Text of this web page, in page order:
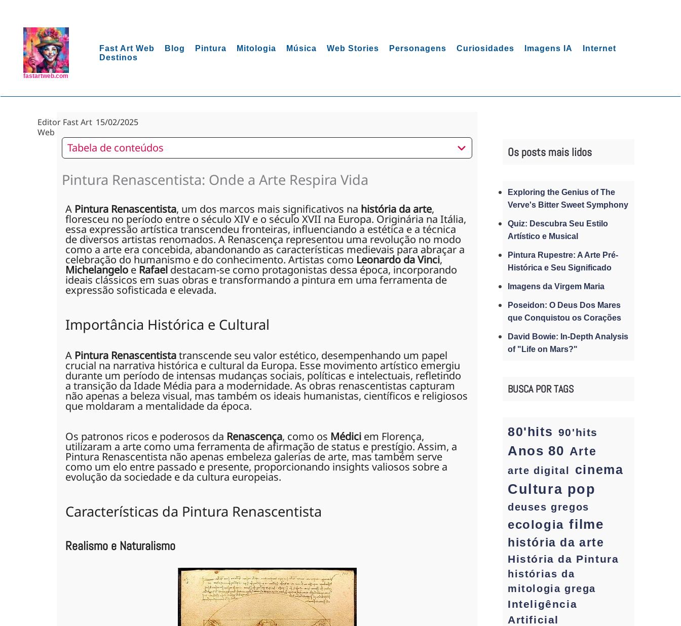
conteúdo
fastartweb.com
Fast Art Web Blog Pintura Mitologia Música Web Stories Personagens Curiosidades Imagens IA
Internet
Destinos
Editor Fast Art
Web
15/02/2025
Tabela de conteúdos
Pintura Renascentista: Onde a Arte Respira Vida
A Pintura Renascentista, um dos marcos mais significativos na história da arte,
floresceu no período entre o século XIV e o século XVII na Europa. Originária na Itália,
essa expressão artística transcendeu fronteiras, influenciando a estética e a técnica
de diversos artistas renomados. A Renascença representou uma revolução no modo
como a arte era concebida, abandonando as características medievais para abraçar a
celebração do humanismo e do conhecimento. Artistas como Leonardo da Vinci,
Michelangelo e Rafael destacam-se como protagonistas dessa época, incorporando
ideais clássicos em suas obras e transformando a pintura em uma ferramenta de
expressão sofisticada e elevada.
Importância Histórica e Cultural
A Pintura Renascentistatranscende seu valor estético, desempenhando um papel
crucial na narrativa histórica e cultural da Europa. Esse movimento artístico emergiu
durante um período de intensas mudanças sociais, políticas e intelectuais, refletindo
a transição da Idade Média para a modernidade. As obras renascentistas capturam
não apenas a beleza visual, mas também os ideais humanistas, científicos e religiosos
que moldaram a mentalidade da época.
Os patronos ricos e poderosos da Renascença, como os Médici em Florença,
utilizaram a arte como uma ferramenta de afirmação de status e prestígio. Assim, a
Pintura Renascentista não apenas embeleza galerias de arte, mas também serve
como um elo entre passado e presente, proporcionando insights valiosos sobre a
evolução da sociedade e da cultura europeias.
Características da Pintura Renascentista
Realismo e Naturalismo
Os posts mais lidos
Exploring the Genius of The
Verve's Bitter Sweet Symphony
Quiz: Descubra Seu Estilo
Artístico e Musical
Pintura Rupestre: A Arte Pré-
Histórica e Seu Significado
Imagens da Virgem Maria
Poseidon: O Deus Dos Mares
que Conquistou os Corações
David Bowie: In-Depth Analysis
of "Life on Mars?"
BUSCA POR TAGS
80'hits 90'hits
Anos 80 Arte
arte digital cinema
Cultura pop
deuses gregos
ecologia filme
história da arte
História da Pintura
histórias da
mitologia grega
Inteligência
Artificial